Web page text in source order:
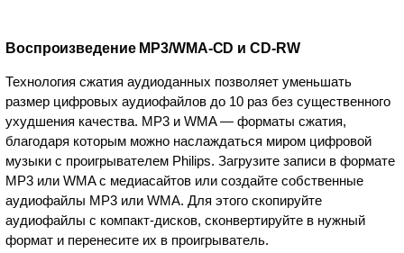
Воспроизведение MP3/WMA-CD и CD-RW
Технология сжатия аудиоданных позволяет уменьшать
размер цифровых аудиофайлов до 10 раз без существенного
ухудшения качества. MP3 и WMA — форматы сжатия,
благодаря которым можно наслаждаться миром цифровой
музыки с проигрывателем Philips. Загрузите записи в формате
MP3 или WMA с медиасайтов или создайте собственные
аудиофайлы MP3 или WMA. Для этого скопируйте
аудиофайлы с компакт-дисков, сконвертируйте в нужный
формат и перенесите их в проигрыватель.